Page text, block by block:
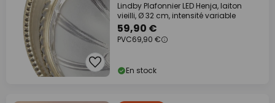
Lindby Plafonnier LED Henja, laiton
vieilli, Ø 32 cm, intensité variable
59,90 €
PVC69,90 €
En stock